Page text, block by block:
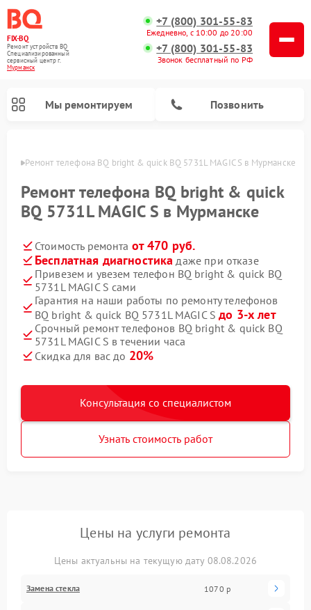
FIX-BQ
Ремонт устройств BQ
Специализированный
cервисный центр г.
Мурманск
+7 (800) 301-55-83
Ежедневно, с 10:00 до 20:00
+7 (800) 301-55-83
Звонок бесплатный по РФ
Мы ремонтируем Позвонить
Ремонт телефона BQ bright & quick BQ 5731L MAGIC S в Мурманске
Ремонт телефона BQ bright & quick
BQ 5731L MAGIC S в Мурманске
Стоимость ремонта от 470 руб.
Бесплатная диагностика даже при отказе
Привезем и увезем телефон BQ bright & quick BQ
5731L MAGIC S сами
Гарантия на наши работы по ремонту телефонов
BQ bright & quick BQ 5731L MAGIC Sдо 3-х лет
Срочный ремонт телефонов BQ bright & quick BQ
5731L MAGIC S в течении часа
Скидка для вас до 20%
Консультация со специалистом
Узнать стоимость работ
Цены на услуги ремонта
Цены актуальны на текущую дату 08.08.2026
Замена стекла 1070 р